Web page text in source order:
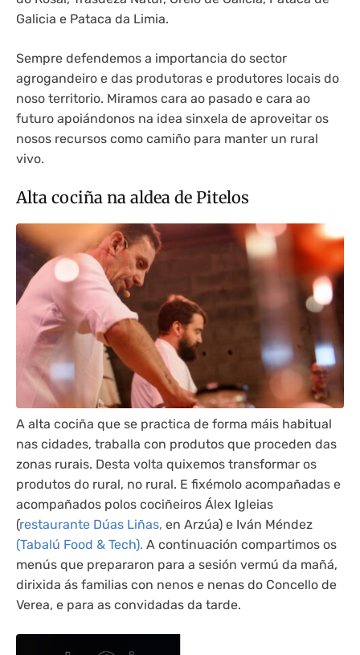
Galicia e Pataca da Limia.
Sempre defendemos a importancia do sector
agrogandeiro e das produtoras e produtores locais do
noso territorio. Miramos cara ao pasado e cara ao
futuro apoiándonos na idea sinxela de aproveitar os
nosos recursos como camiño para manter un rural
vivo.
Alta cociña na aldea de Pitelos
A alta cociña que se practica de forma máis habitual
nas cidades, traballa con produtos que proceden das
zonas rurais. Desta volta quixemos transformar os
produtos do rural, no rural. E fixémolo acompañadas e
acompañados polos cociñeiros Álex Igleias
(restaurante Dúas Liñas, en Arzúa) e Iván Méndez
(Tabalú Food & Tech). A continuación compartimos os
menús que prepararon para a sesión vermú da mañá,
dirixida ás familias con nenos e nenas do Concello de
Verea, e para as convidadas da tarde.